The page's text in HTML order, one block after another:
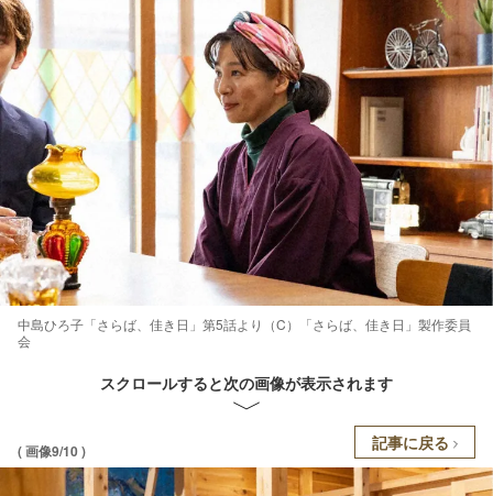
中島ひろ子「さらば、佳き日」第5話より（C）「さらば、佳き日」製作委員
会
スクロールすると次の画像が表示されます
( 画像9/10 ) 記事に戻る